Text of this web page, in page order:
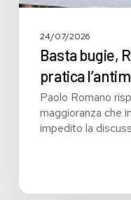
24/07/2026
Basta bugie,
pratica
Paolo Romano
maggioranza che
impedito la